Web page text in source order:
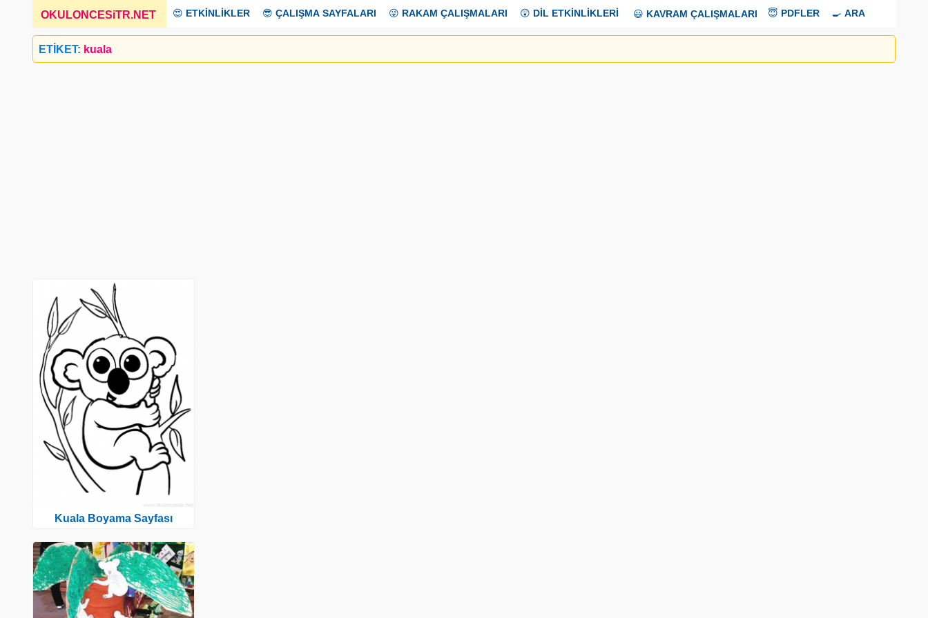
OKULONCESiTR.NET 😍 ETKİNLİKLER 😎 ÇALIŞMA SAYFALARI 😜 RAKAM ÇALIŞMALARI 😲 DİL ETKİNLİKLERİ 😃 KAVRAM ÇALIŞMALARI 😇 PDFLER 🍳 ARA
ETİKET: kuala
Kuala Boyama Sayfası